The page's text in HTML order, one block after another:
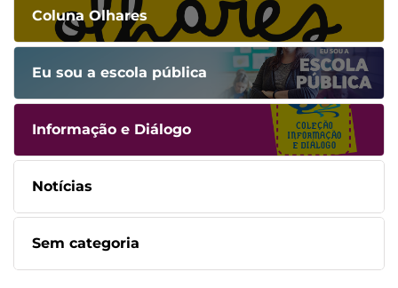
Coluna Olhares
Eu sou a escola pública
Informação e Diálogo
Notícias
Sem categoria